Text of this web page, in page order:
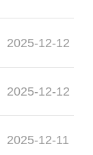
2025-12-12
2025-12-12
2025-12-11